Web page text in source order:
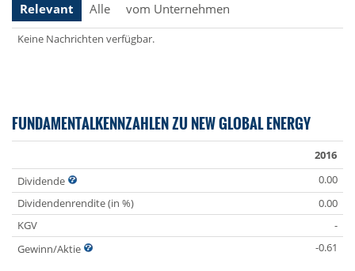
Relevant Alle vom Unternehmen
Keine Nachrichten verfügbar.
FUNDAMENTALKENNZAHLEN ZU NEW GLOBAL ENERGY
2016
Dividende
0.00
Dividendenrendite (in %)
0.00
KGV
-
Gewinn/Aktie
-0.61